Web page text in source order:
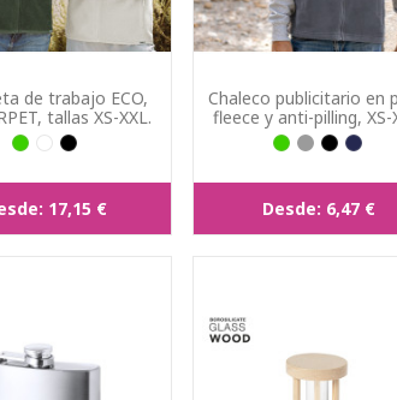
de trabajo ECO,
tallas XS-XXL.
17,15 €
Chaleco publicitario en
fleece y anti-pilling, XS-
Desde: 6,47 €